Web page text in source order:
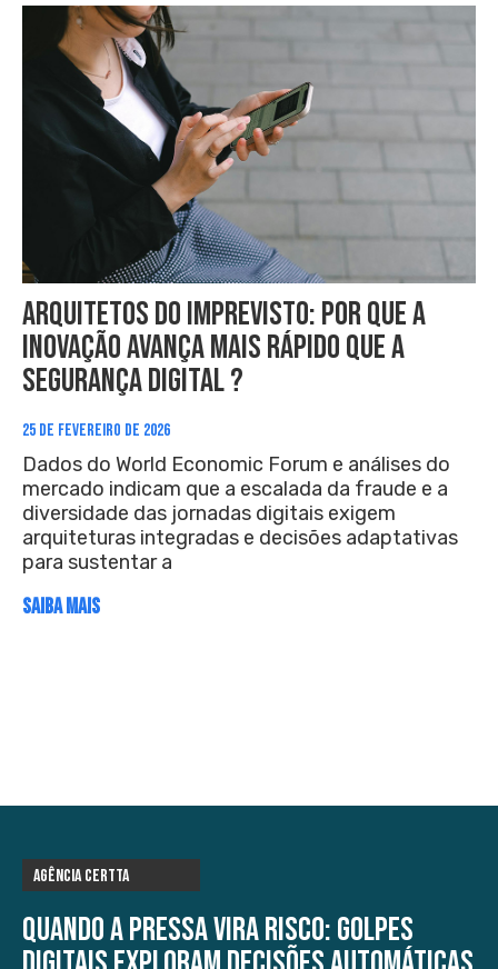
Arquitetos do imprevisto: por que a
inovação avança mais rápido que a
segurança digital ?
25 DE FEVEREIRO DE 2026
Dados do World Economic Forum e análises do
mercado indicam que a escalada da fraude e a
diversidade das jornadas digitais exigem
arquiteturas integradas e decisões adaptativas
para sustentar a
SAIBA MAIS
Agência Certta
Quando a pressa vira risco: golpes